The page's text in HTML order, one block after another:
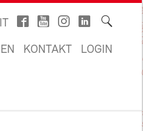
IT
KONTAKT LOGIN